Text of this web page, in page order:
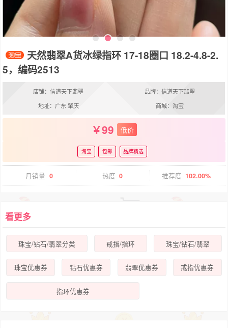
天然翡翠A货冰绿指环 17-18圈口 18.2-4.8-2.
5，编码2513
店铺：信道天下翡翠
品牌：信道天下翡翠
地址：广东 肇庆
商城：淘宝
99 低价
淘宝 包邮 品牌精选
月销量 0 热度 0 推荐度 102.00%
看更多
珠宝/钻石/翡翠分类 戒指/指环 珠宝/钻石/翡翠
珠宝优惠券 钻石优惠券 翡翠优惠券 戒指优惠券
指环优惠券